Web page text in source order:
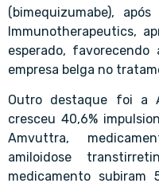
(bimequizumabe),
Immunotherapeutics,
esperado,
empresa belga no
Outro destaque foi a
cresceu 40,6%
Amvuttra,
amiloidose
medicamento subiram